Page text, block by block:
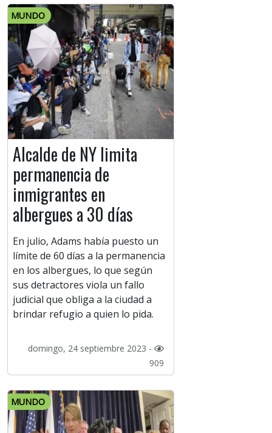
MUNDO
Alcalde de NY limita
permanencia de
inmigrantes en
albergues a 30 días
En julio, Adams había puesto un
límite de 60 días a la permanencia
en los albergues, lo que según
sus detractores viola un fallo
judicial que obliga a la ciudad a
brindar refugio a quien lo pida.
domingo, 24 septiembre 2023 -
909
MUNDO